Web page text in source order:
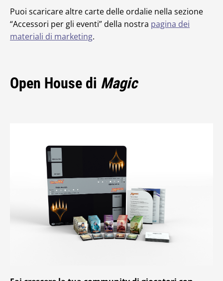
Puoi scaricare altre carte delle ordalie nella sezione
“Accessori per gli eventi” della nostra pagina dei
materiali di marketing.
Open House di Magic